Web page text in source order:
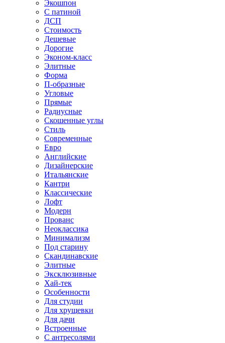
Экошпон
С патиной
ДСП
Стоимость
Дешевые
Дорогие
Эконом-класс
Элитные
Форма
П-образные
Угловые
Прямые
Радиусные
Скошенные углы
Стиль
Современные
Евро
Английские
Дизайнерские
Итальянские
Кантри
Классические
Лофт
Модерн
Прованс
Неоклассика
Минимализм
Под старину
Скандинавские
Элитные
Эксклюзивные
Хай-тек
Особенности
Для студии
Для хрущевки
Для дачи
Встроенные
С антресолями